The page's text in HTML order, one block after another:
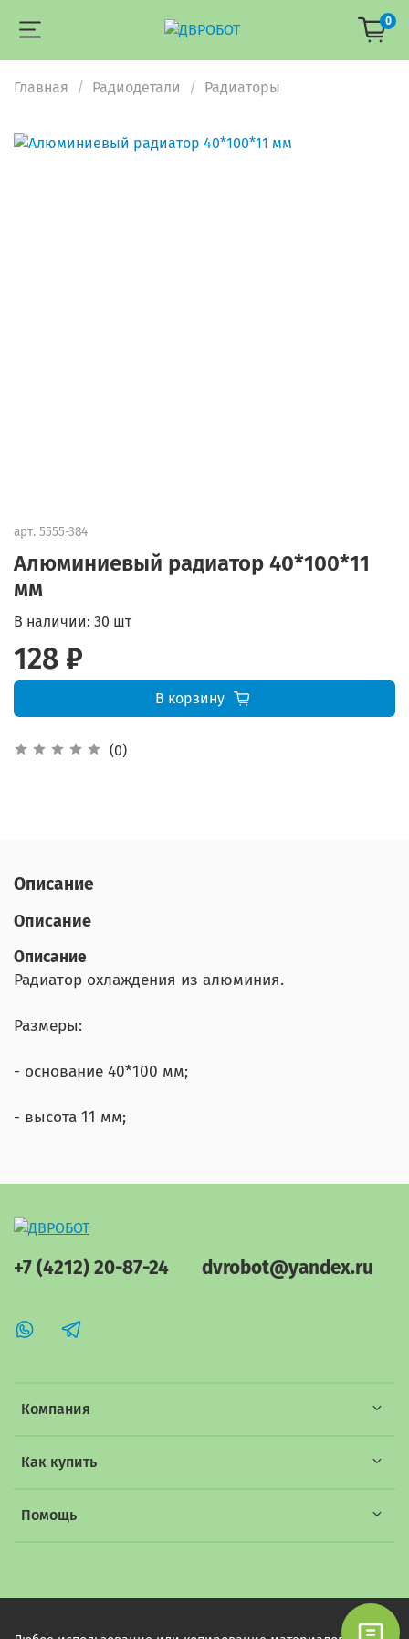
0
Главная Радиодетали Радиаторы
арт. 5555-384
Алюминиевый радиатор 40*100*11
мм
(0)
В наличии: 30 шт
128 ₽
В корзину
Описание
Описание
Описание
Радиатор охлаждения из алюминия.
Размеры:
- основание 40*100 мм;
- высота 11 мм;
Компания
Как купить
Помощь
+7 (4212) 20-87-24 dvrobot@yandex.ru